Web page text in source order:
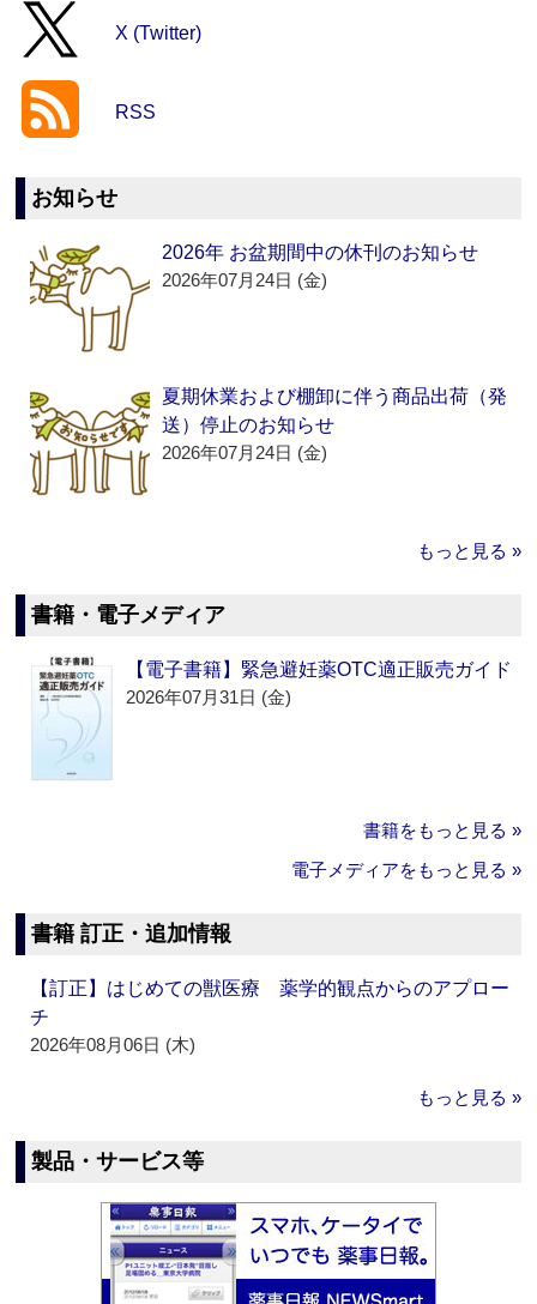
X (Twitter)
RSS
お知らせ
2026年 お盆期間中の休刊のお知らせ
2026年07月24日 (金)
夏期休業および棚卸に伴う商品出荷（発
送）停止のお知らせ
2026年07月24日 (金)
もっと見る »
書籍・電子メディア
【電子書籍】緊急避妊薬OTC適正販売ガイド
2026年07月31日 (金)
書籍をもっと見る »
電子メディアをもっと見る »
書籍 訂正・追加情報
【訂正】はじめての獣医療 薬学的観点からのアプロー
チ
2026年08月06日 (木)
もっと見る »
製品・サービス等